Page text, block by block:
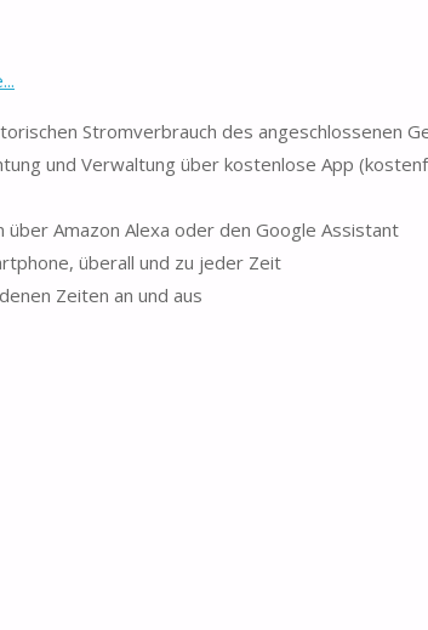
Stromverbrauch des angeschlossenen
und Verwaltung über kostenlose App
Amazon Alexa oder den Google Assistant
überall und zu jeder Zeit
Zeiten an und aus